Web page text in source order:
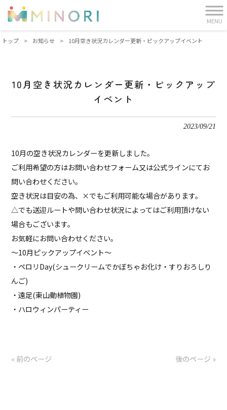
MENU
トップ > お知らせ > 10月空き状況カレンダー更新・ピックアップイベント
10月空き状況カレンダー更新・ピックアップ
イベント
2023/09/21
10月の空き状況カレンダーを更新しました。
ご利用希望の方はお問い合わせフォーム又は公式ラインにてお
問い合わせください。
空き状況は目安の為、×でもご利用可能な場合があります。
△でも送迎ルートや問い合わせ状況によってはご利用頂けない
場合もございます。
お気軽にお問い合わせください。
～10月ピックアップイベント～
・ペロリDay(シュークリームでかぼちゃお化け・すりおろしり
んご)
・遠足(東山動植物園)
・ハロウィンパーティー
« 前のページ 後のページ »